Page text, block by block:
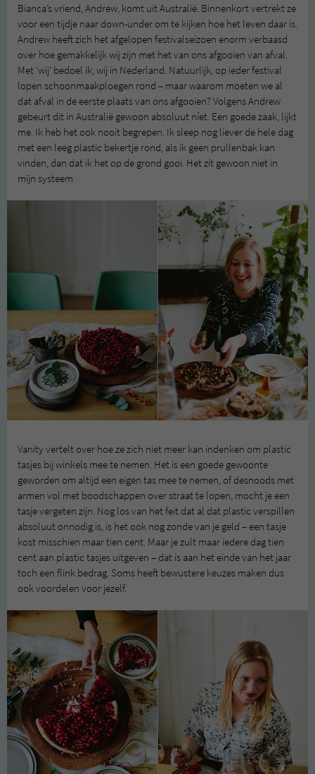
Bianca’s vriend, Andrew, komt uit Australië. Binnenkort vertrekt ze
voor een tijdje naar down-under om te kijken hoe het leven daar is.
Andrew heeft zich het afgelopen festivalseizoen enorm verbaasd
over hoe gemakkelijk wij zijn met het van ons afgooien van afval.
Met ‘wij’ bedoel ik, wij in Nederland. Natuurlijk, op ieder festival
lopen schoonmaakploegen rond – maar waarom moeten we al
dat afval in de eerste plaats van ons afgooien? Volgens Andrew
gebeurt dit in Australië gewoon absoluut níet. Een goede zaak, lijkt
me. Ik heb het ook nooit begrepen. Ik sleep nog liever de hele dag
met een leeg plastic bekertje rond, als ik geen prullenbak kan
vinden, dan dat ik het op de grond gooi. Het zit gewoon niet in
mijn systeem.
Vanity vertelt over hoe ze zich niet meer kan indenken om plastic
tasjes bij winkels mee te nemen. Het is een goede gewoonte
geworden om altijd een eigen tas mee te nemen, of desnoods met
armen vol met boodschappen over straat te lopen, mocht je een
tasje vergeten zijn. Nog los van het feit dat al dat plastic verspillen
absoluut onnodig is, is het ook nog zonde van je geld – een tasje
kost misschien maar tien cent. Maar je zult maar iedere dag tien
cent aan plastic tasjes uitgeven – dat is aan het einde van het jaar
toch een flink bedrag. Soms heeft bewustere keuzes maken dus
ook voordelen voor jezelf.